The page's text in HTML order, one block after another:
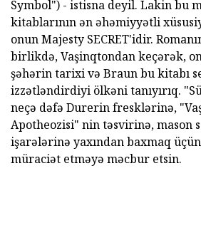
Symbol") - istisna deyil. Lakin bu
kitablarının ən əhəmiyyətli
onun Majesty SECRET'idir.
birlikdə, Vaşinqtondan keçərək,
şəhərin tarixi və Braun bu kitabı
izzətləndirdiyi ölkəni tanıyırıq.
neçə dəfə Durerin fresklərinə,
Apotheozisi" nin təsvirinə, mason
işarələrinə yaxından baxmaq
müraciət etməyə məcbur etsin.